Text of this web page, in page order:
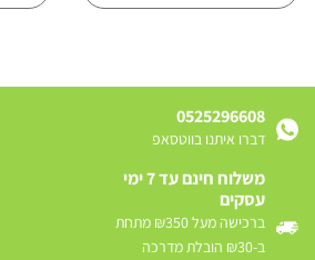
0525296608
דברו איתנו בווטסאפ
משלוח חינם עד 7 ימי
עסקים
ברכישה מעל ₪350 מתחת
ב-₪30 הובלת מדרכה